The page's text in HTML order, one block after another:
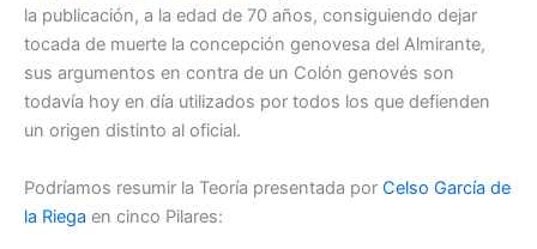
la publicación, a la edad de 70 años, consiguiendo dejar
tocada de muerte la concepción genovesa del Almirante,
sus argumentos en contra de un Colón genovés son
todavía hoy en día utilizados por todos los que defienden
un origen distinto al oficial.
Podríamos resumir la Teoría presentada por Celso García de
la Riega en cinco Pilares: